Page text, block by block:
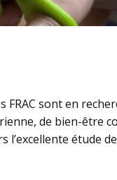
sont en
de bien-être
étude